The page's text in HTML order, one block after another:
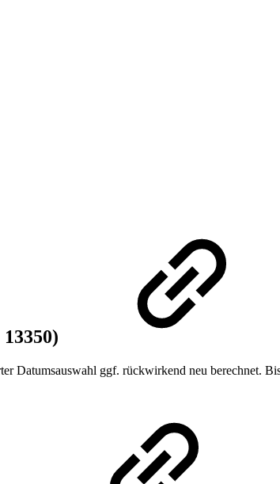
Datumsauswahl ggf. rückwirkend neu berechnet.